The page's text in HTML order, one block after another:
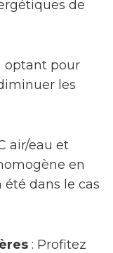
de
optant pour
les
air/eau et
en
dans le cas
: Profitez